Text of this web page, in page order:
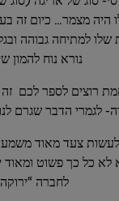
היה מצמר… כיום זה
שלו למתיחה גבוהה
נורא נוח להמון
רוצים לספר לכם זה
לגמרי הדבר שגרם
לעשות צעד מאוד
לא כל כך פשוט
לחברה